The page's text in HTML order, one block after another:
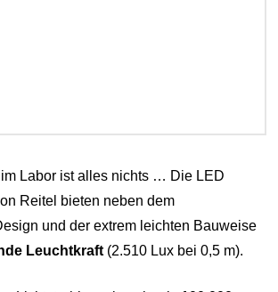
Labor ist alles nichts … Die LED
Reitel bieten neben dem
und der extrem leichten Bauweise
Leuchtkraft (2.510 Lux bei 0,5 m).